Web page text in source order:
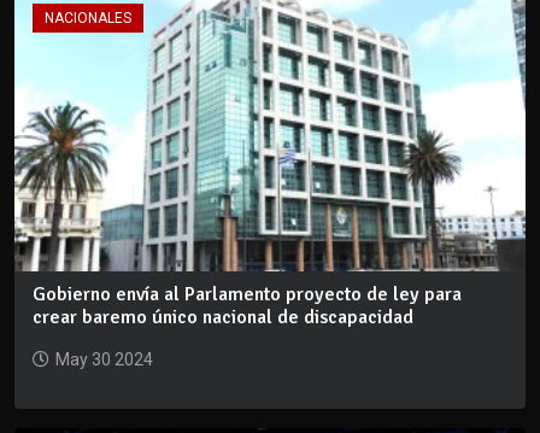
NACIONALES
Gobierno envía al Parlamento proyecto de ley para
crear baremo único nacional de discapacidad
May 30 2024